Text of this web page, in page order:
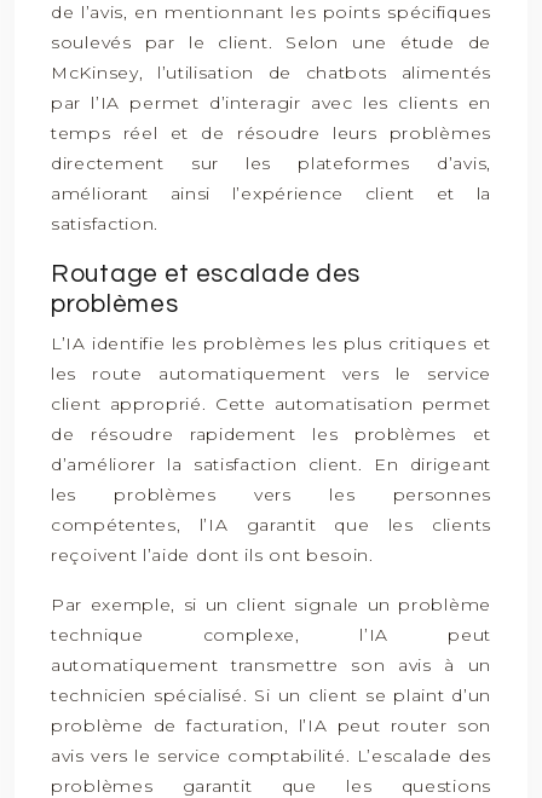
de l’avis, en mentionnant les points spécifiques
soulevés par le client. Selon une étude de
McKinsey, l’utilisation de chatbots alimentés
par l’IA permet d’interagir avec les clients en
temps réel et de résoudre leurs problèmes
directement sur les plateformes d’avis,
améliorant ainsi l’expérience client et la
satisfaction.
Routage et escalade des
problèmes
L’IA identifie les problèmes les plus critiques et
les route automatiquement vers le service
client approprié. Cette automatisation permet
de résoudre rapidement les problèmes et
d’améliorer la satisfaction client. En dirigeant
les problèmes vers les personnes
compétentes, l’IA garantit que les clients
reçoivent l’aide dont ils ont besoin.
Par exemple, si un client signale un problème
technique complexe, l’IA peut
automatiquement transmettre son avis à un
technicien spécialisé. Si un client se plaint d’un
problème de facturation, l’IA peut router son
avis vers le service comptabilité. L’escalade des
problèmes garantit que les questions